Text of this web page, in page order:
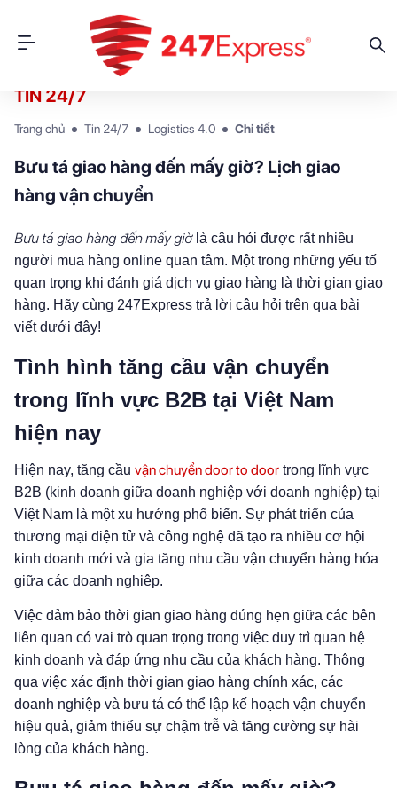
TIN 24/7
Trang chủ Tin 24/7 Logistics 4.0 Chi tiết
Bưu tá giao hàng đến mấy giờ? Lịch giao
hàng vận chuyển
Bưu tá giao hàng đến mấy giờlà câu hỏi được rất nhiều
người mua hàng online quan tâm. Một trong những yếu tố
quan trọng khi đánh giá dịch vụ giao hàng là thời gian giao
hàng. Hãy cùng 247Express trả lời câu hỏi trên qua bài
viết dưới đây!
Tình hình tăng cầu vận chuyển
trong lĩnh vực B2B tại Việt Nam
hiện nay
Hiện nay, tăng cầu vận chuyển door to door trong lĩnh vực
B2B (kinh doanh giữa doanh nghiệp với doanh nghiệp) tại
Việt Nam là một xu hướng phổ biến. Sự phát triển của
thương mại điện tử và công nghệ đã tạo ra nhiều cơ hội
kinh doanh mới và gia tăng nhu cầu vận chuyển hàng hóa
giữa các doanh nghiệp.
Việc đảm bảo thời gian giao hàng đúng hẹn giữa các bên
liên quan có vai trò quan trọng trong việc duy trì quan hệ
kinh doanh và đáp ứng nhu cầu của khách hàng. Thông
qua việc xác định thời gian giao hàng chính xác, các
doanh nghiệp và bưu tá có thể lập kế hoạch vận chuyển
hiệu quả, giảm thiểu sự chậm trễ và tăng cường sự hài
lòng của khách hàng.